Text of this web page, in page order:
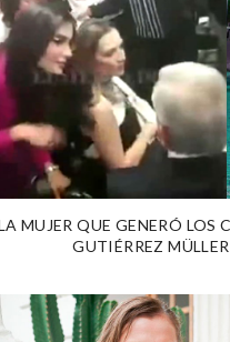
MUJER QUE GENERÓ LOS
GUTIÉRREZ MÜLLER